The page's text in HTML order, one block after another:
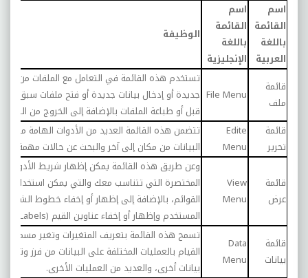
اسم
القائمة
باللغة
العربية
اسم
القائمة
باللغة
الإنجليزية
الوظيفة
قائمة
ملف
File Menu
تستخدم هذه القائمة في التعامل مع الملفات من
جديدة أو إدخال بيانات جديدة أو فتح ملفات سبق
قبل أو طباعة الملفات بالإضافة إلى الخروج من النظام.
قائمة
تحرير
Edite
Menu
تتضمن هذه القائمة العديد من الأدوات الهامة مثل
البيانات من مكان إلى آخر والبحث عن حالات مهمة.
قائمة
عرض
View
Menu
وعن طريق هذه القائمة يمكن إظهار شريط الأدوات
المختصرة التي تتناسب معك والتي يمكن استخدامها
القوائم، بالإضافة إلى إظهار أو إخفاء خطوط
المستخدم وإظهار أو إخفاء عناوين القيم (Labels
قائمة
بيانات
Data
Menu
تسمح هذه القائمة بتعريف المتغيرات وتغير
القيام بالعمليات المختلفة على البيانات من فرز
بيانات أخرى، والعديد من العمليات الأخرى.